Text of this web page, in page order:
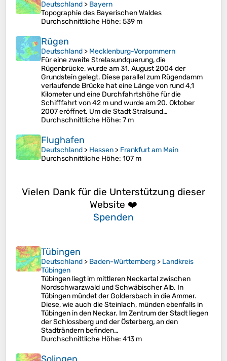
Deutschland > Bayern
Topographie des Bayerischen Waldes
Durchschnittliche Höhe: 539 m
Rügen
Deutschland > Mecklenburg-Vorpommern
Für eine zweite Strelasundquerung, die
Rügenbrücke, wurde am 31. August 2004 der
Grundstein gelegt. Diese parallel zum Rügendamm
verlaufende Brücke hat eine Länge von rund 4,1
Kilometer und eine Durchfahrtshöhe für die
Schifffahrt von 42 m und wurde am 20. Oktober
2007 eröffnet. Um die Stadt Stralsund…
Durchschnittliche Höhe: 7 m
Flughafen
Deutschland > Hessen > Frankfurt am Main
Durchschnittliche Höhe: 107 m
Vielen Dank für die Unterstützung dieser
Website ❤️
Spenden
Tübingen
Deutschland > Baden-Württemberg > Landkreis
Tübingen
Tübingen liegt im mittleren Neckartal zwischen
Nordschwarzwald und Schwäbischer Alb. In
Tübingen mündet der Goldersbach in die Ammer.
Diese, wie auch die Steinlach, münden ebenfalls in
Tübingen in den Neckar. Im Zentrum der Stadt liegen
der Schlossberg und der Österberg, an den
Stadträndern befinden…
Durchschnittliche Höhe: 413 m